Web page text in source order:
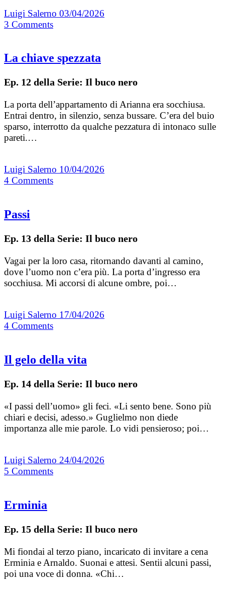
Luigi Salerno 03/04/2026
3 Comments
La chiave spezzata
Ep. 12 della Serie: Il buco nero
La porta dell’appartamento di Arianna era socchiusa.
Entrai dentro, in silenzio, senza bussare. C’era del buio
sparso, interrotto da qualche pezzatura di intonaco sulle
pareti.…
Luigi Salerno 10/04/2026
4 Comments
Passi
Ep. 13 della Serie: Il buco nero
Vagai per la loro casa, ritornando davanti al camino,
dove l’uomo non c’era più. La porta d’ingresso era
socchiusa. Mi accorsi di alcune ombre, poi…
Luigi Salerno 17/04/2026
4 Comments
Il gelo della vita
Ep. 14 della Serie: Il buco nero
«I passi dell’uomo» gli feci. «Li sento bene. Sono più
chiari e decisi, adesso.» Guglielmo non diede
importanza alle mie parole. Lo vidi pensieroso; poi…
Luigi Salerno 24/04/2026
5 Comments
Erminia
Ep. 15 della Serie: Il buco nero
Mi fiondai al terzo piano, incaricato di invitare a cena
Erminia e Arnaldo. Suonai e attesi. Sentii alcuni passi,
poi una voce di donna. «Chi…